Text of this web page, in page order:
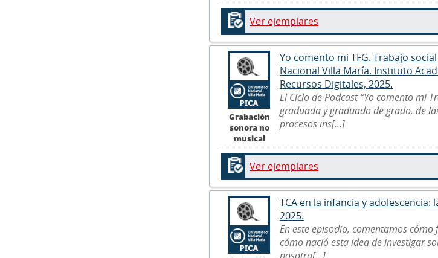
Ver ejemplares
Grabación
sonora no
musical
Yo comento mi TFG. Trabajo
Nacional Villa María. Instituto
Recursos Digitales, 2025.
El Ciclo de Podcast “Yo comento mi
graduada y graduado de grado, de
procesos ins[...]
Ver ejemplares
TCA en la infancia y
2025.
En este episodio, comentamos
cómo nació esta idea de investigar